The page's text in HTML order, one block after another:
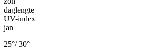
daglengte
UV-index
jan
25°/30°